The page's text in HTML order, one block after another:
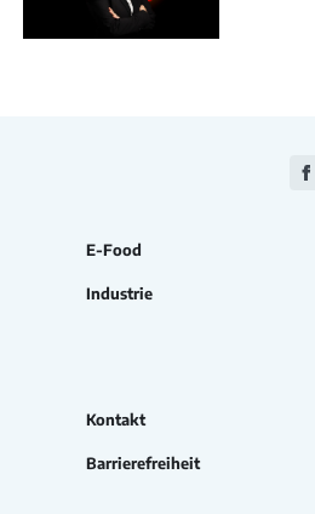
Zu
E-Food
Industrie
Kontakt
Barrierefreiheit